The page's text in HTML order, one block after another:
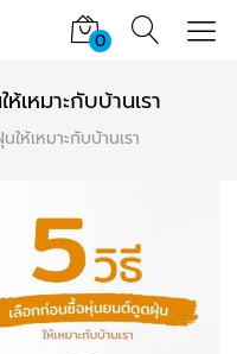
0
หมาะกับบ้านเรา
ห้เหมาะกับบ้านเรา